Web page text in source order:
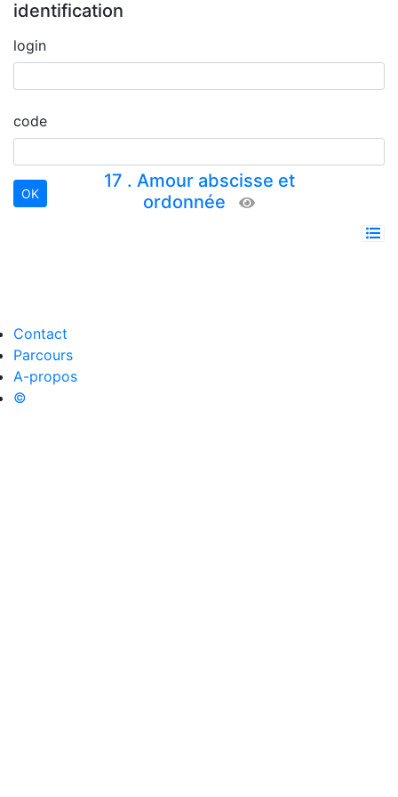
identification
login
code
17 . Amour abscisse et
ordonnée
Contact
Parcours
A-propos
©